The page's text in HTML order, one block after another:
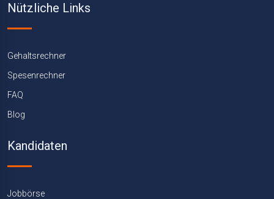
Nützliche Links
Gehaltsrechner
Spesenrechner
FAQ
Blog
Kandidaten
Jobbörse